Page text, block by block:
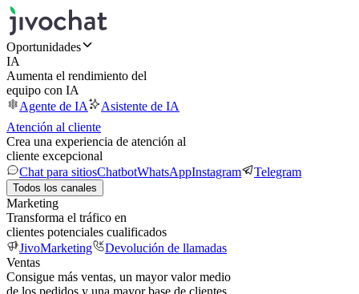
Oportunidades
IA
Aumenta el rendimiento del
equipo con IA
Agente de IA
Asistente de IA
Atención al cliente
Crea una experiencia de atención al
cliente excepcional
Chat para sitiosChatbotWhatsAppInstagram Telegram
Todos los canales
Marketing
Transforma el tráfico en
clientes potenciales cualificados
JivoMarketing
Devolución de llamadas
Ventas
Consigue más ventas, un mayor valor medio
de los pedidos y una mayor base de clientes